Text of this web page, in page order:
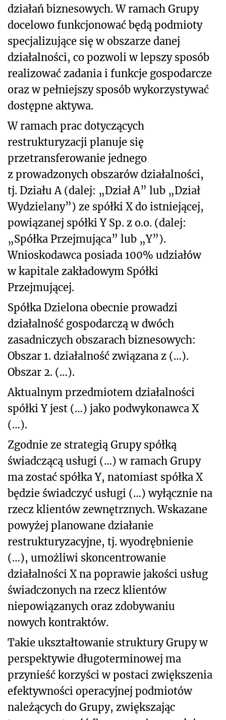
działań biznesowych. W ramach Grupy
docelowo funkcjonować będą podmioty
specjalizujące się w obszarze danej
działalności, co pozwoli w lepszy sposób
realizować zadania i funkcje gospodarcze
oraz w pełniejszy sposób wykorzystywać
dostępne aktywa.
W ramach prac dotyczących
restrukturyzacji planuje się
przetransferowanie jednego
z prowadzonych obszarów działalności,
tj. Działu A (dalej: „Dział A” lub „Dział
Wydzielany”) ze spółki X do istniejącej,
powiązanej spółki Y Sp. z o.o. (dalej:
„Spółka Przejmująca” lub „Y”).
Wnioskodawca posiada 100% udziałów
w kapitale zakładowym Spółki
Przejmującej.
Spółka Dzielona obecnie prowadzi
działalność gospodarczą w dwóch
zasadniczych obszarach biznesowych:
Obszar 1. działalność związana z (…).
Obszar 2. (…).
Aktualnym przedmiotem działalności
spółki Y jest (…) jako podwykonawca X
(…).
Zgodnie ze strategią Grupy spółką
świadczącą usługi (…) w ramach Grupy
ma zostać spółka Y, natomiast spółka X
będzie świadczyć usługi (…) wyłącznie na
rzecz klientów zewnętrznych. Wskazane
powyżej planowane działanie
restrukturyzacyjne, tj. wyodrębnienie
(…), umożliwi skoncentrowanie
działalności X na poprawie jakości usług
świadczonych na rzecz klientów
niepowiązanych oraz zdobywaniu
nowych kontraktów.
Takie ukształtowanie struktury Grupy w
perspektywie długoterminowej ma
przynieść korzyści w postaci zwiększenia
efektywności operacyjnej podmiotów
należących do Grupy, zwiększając